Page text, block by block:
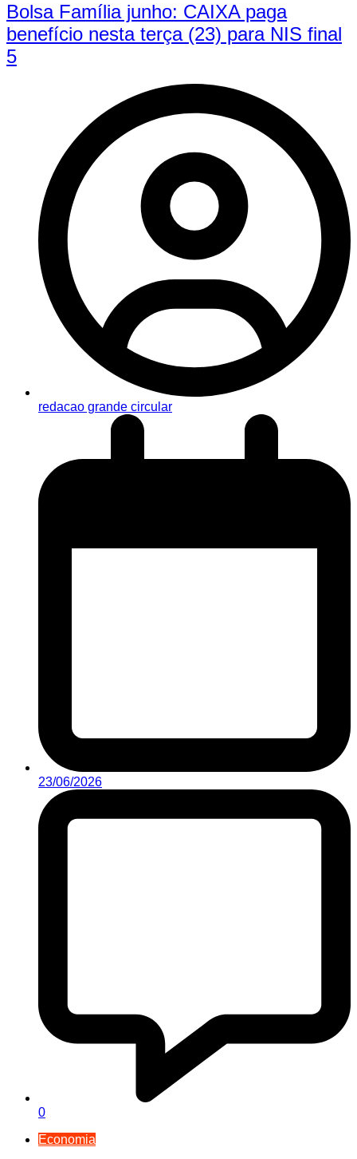
Bolsa Família junho: CAIXA paga
benefício nesta terça (23) para NIS final
5
redacao grande circular
23/06/2026
0
Economia